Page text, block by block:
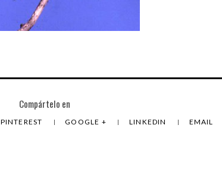
Compártelo en
PINTEREST GOOGLE + LINKEDIN EMAIL